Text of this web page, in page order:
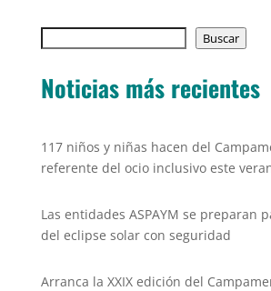
e
b
o
o
k
er l
p
p
Buscar
Noticias más recientes
117 niños y niñas hacen del
referente del ocio inclusivo este
Las entidades ASPAYM se preparan
del eclipse solar con seguridad
Arranca la XXIX edición del